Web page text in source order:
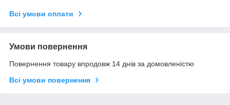
Всі умови оплати
Умови повернення
Повернення товару впродовж 14 днів за домовленістю
Всі умови повернення